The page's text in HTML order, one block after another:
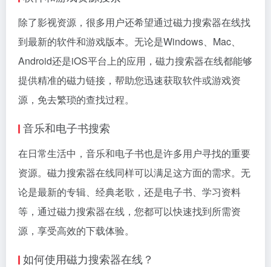
除了影视资源，很多用户还希望通过磁力搜索器在线找
到最新的软件和游戏版本。无论是Windows、Mac、
Android还是iOS平台上的应用，磁力搜索器在线都能够
提供精准的磁力链接，帮助您迅速获取软件或游戏资
源，免去繁琐的查找过程。
音乐和电子书搜索
在日常生活中，音乐和电子书也是许多用户寻找的重要
资源。磁力搜索器在线同样可以满足这方面的需求。无
论是最新的专辑、经典老歌，还是电子书、学习资料
等，通过磁力搜索器在线，您都可以快速找到所需资
源，享受高效的下载体验。
如何使用磁力搜索器在线？